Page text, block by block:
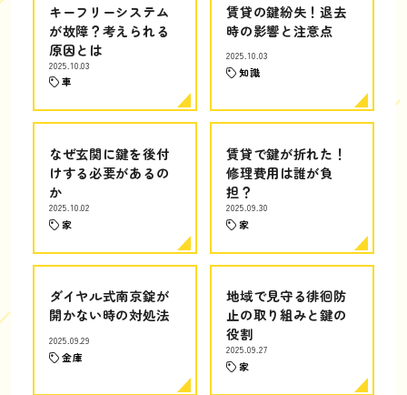
キーフリーシステム
が故障？考えられる
原因とは
2025.10.03
車
賃貸の鍵紛失！退去
時の影響と注意点
2025.10.03
知識
なぜ玄関に鍵を後付
けする必要があるの
か
2025.10.02
家
賃貸で鍵が折れた！
修理費用は誰が負
担？
2025.09.30
家
ダイヤル式南京錠が
開かない時の対処法
2025.09.29
金庫
地域で見守る徘徊防
止の取り組みと鍵の
役割
2025.09.27
家